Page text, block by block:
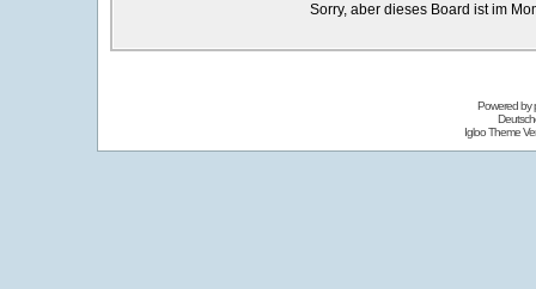
Sorry, aber dieses Board ist im
Powered by
Igloo Theme